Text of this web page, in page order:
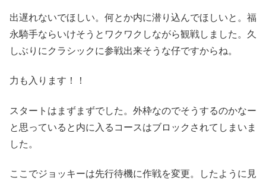
出遅れないでほしい。何とか内に潜り込んでほしいと。福
永騎手ならいけそうとワクワクしながら観戦しました。久
しぶりにクラシックに参戦出来そうな仔ですからね。
力も入ります！！
スタートはまずまずでした。外枠なのでそうするのかなー
と思っていると内に入るコースはブロックされてしまいま
した。
ここでジョッキーは先行待機に作戦を変更。したように見